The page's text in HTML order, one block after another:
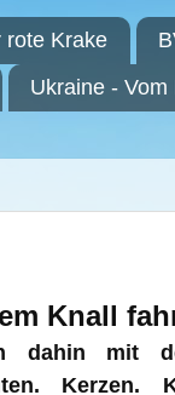
rote Krake
Ukraine -
Knall
dahin mit
Kerzen.